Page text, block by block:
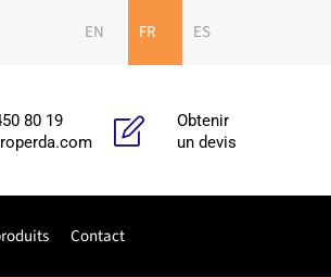
EN FR ES
80 19
Obtenir
un devis
Contact